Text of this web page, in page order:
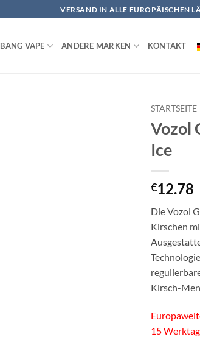
VERSAND IN ALLE EUROPÄISCHEN
BANG VAPE ANDERE MARKEN KONTAKT
STARTSEITE
Vozol
Ice
€12.78
Die Vozol
Kirschen
Kirsch-
15